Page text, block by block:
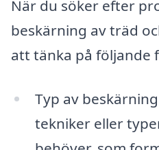
När du söker efter
beskärning av träd
att tänka på följande
Typ av
tekniker eller